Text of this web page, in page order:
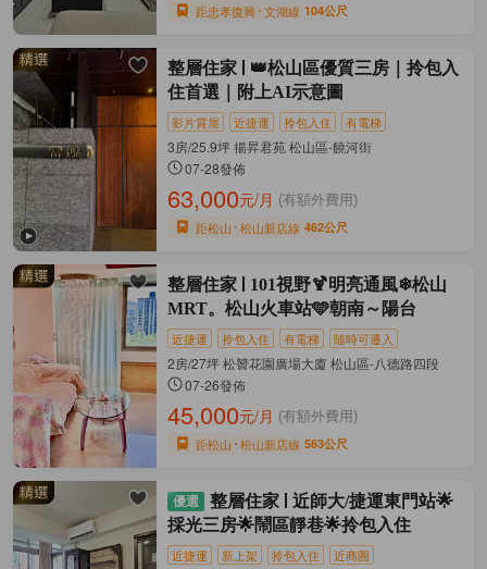
距忠孝復興 文湖線 104公尺
整層住家
👑松山區優質三房｜拎包入
住首選｜附上AI示意圖
影片賞屋 近捷運 拎包入住 有電梯
3房/25.9坪 揚昇君苑 松山區-饒河街
07-28發佈
63,000元/月 (有額外費用)
距松山 松山新店線 462公尺
整層住家
101視野🍹明亮通風❄松山
MRT。松山火車站🩵朝南～陽台
近捷運 拎包入住 有電梯 隨時可遷入
2房/27坪 松贊花園廣場大廈 松山區-八德路四段
07-26發佈
45,000元/月 (有額外費用)
距松山 松山新店線 563公尺
整層住家
近師大/捷運東門站🌟
採光三房🌟鬧區靜巷🌟拎包入住
近捷運 新上架 拎包入住 近商圈